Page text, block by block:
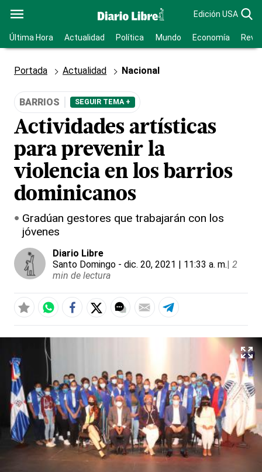
Edición USA
Última Hora Actualidad Política Mundo Economía
Portada Actualidad Nacional
BARRIOS SEGUIR TEMA +
Actividades artísticas
para prevenir la
violencia en los barrios
dominicanos
Gradúan gestores que trabajarán con los
jóvenes
Diario Libre
Santo Domingo - dic. 20, 2021 | 11:33 a. m.| 2
min de lectura